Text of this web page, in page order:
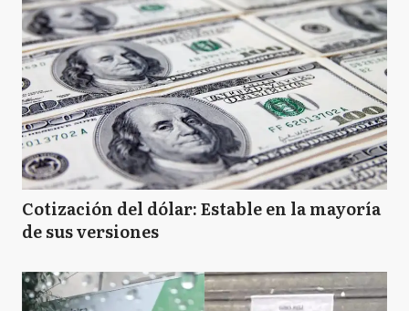
Cotización del dólar: Estable en la mayoría
de sus versiones